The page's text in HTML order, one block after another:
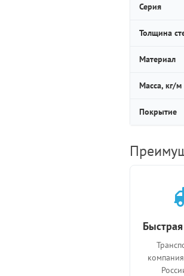
Серия
Толщина
Материал
Масса, кг/м
Покрытие